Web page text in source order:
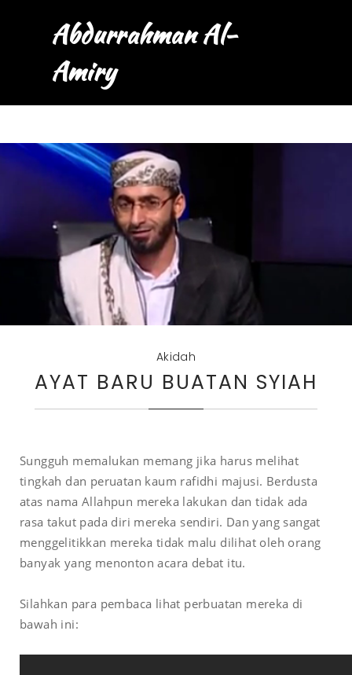
Abdurrahman Al-
Amiry
Akidah
AYAT BARU BUATAN SYIAH
Sungguh memalukan memang jika harus melihat
tingkah dan peruatan kaum rafidhi majusi. Berdusta
atas nama Allahpun mereka lakukan dan tidak ada
rasa takut pada diri mereka sendiri. Dan yang sangat
menggelitikkan mereka tidak malu dilihat oleh orang
banyak yang menonton acara debat itu.
Silahkan para pembaca lihat perbuatan mereka di
bawah ini: